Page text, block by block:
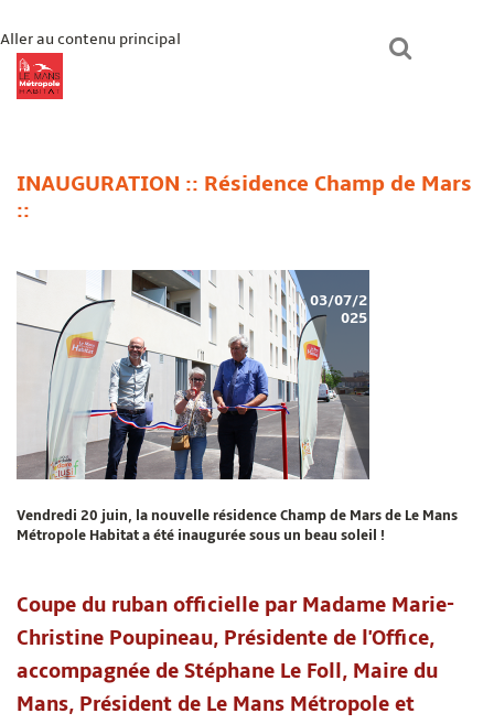
Aller au contenu principal
lmmhabitat.com
INAUGURATION :: Résidence Champ de Mars
::
03/07/2
025
Vendredi 20 juin, la nouvelle résidence Champ de Mars de Le Mans
Métropole Habitat a été inaugurée sous un beau soleil !
Coupe du ruban officielle par Madame Marie-
Christine Poupineau, Présidente de l'Office,
accompagnée de Stéphane Le Foll, Maire du
Mans, Président de Le Mans Métropole et